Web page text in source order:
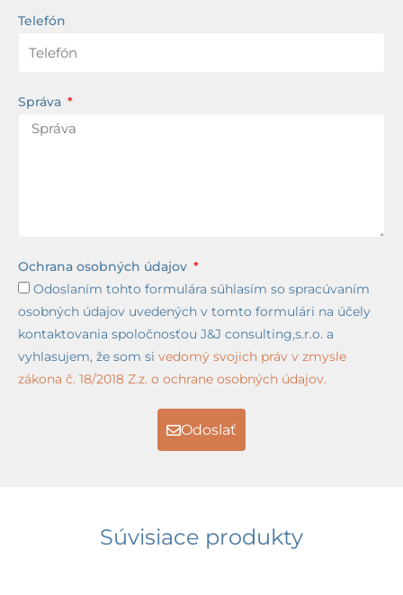
Telefón
Správa
Ochrana osobných údajov
Odoslaním tohto formulára súhlasím so spracúvaním
osobných údajov uvedených v tomto formulári na účely
kontaktovania spoločnosťou J&J consulting,s.r.o. a
vyhlasujem, že som si vedomý svojich práv v zmysle
zákona č. 18/2018 Z.z. o ochrane osobných údajov.
Odoslať
Súvisiace produkty